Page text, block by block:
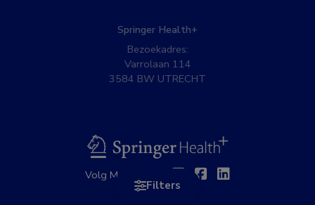
Filters
Springer Health+
Bezoekadres:
Varrolaan 114
3584 BW UTRECHT
BSL
Volg MedNet op: TwitterFacebook
Linkedin